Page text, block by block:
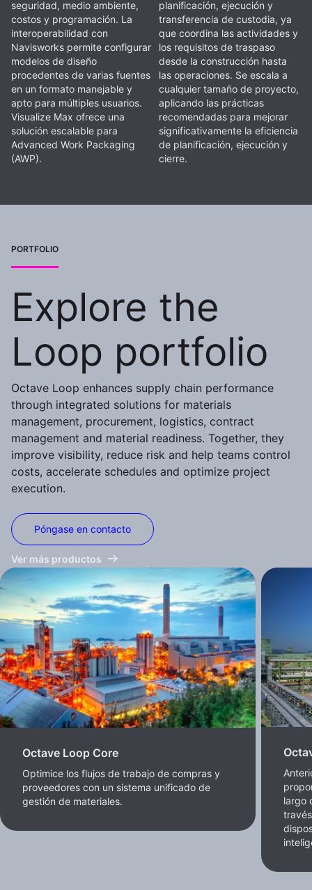
seguridad, medio ambiente,
costos y programación. La
interoperabilidad con
Navisworks permite configurar
modelos de diseño
procedentes de varias fuentes
en un formato manejable y
apto para múltiples usuarios.
Visualize Max ofrece una
solución escalable para
Advanced Work Packaging
(AWP).
planificación, ejecución y
transferencia de custodia, ya
que coordina las actividades y
los requisitos de traspaso
desde la construcción hasta
las operaciones. Se escala a
cualquier tamaño de proyecto,
aplicando las prácticas
recomendadas para mejorar
significativamente la eficiencia
de planificación, ejecución y
cierre.
PORTFOLIO
Explore the
Loop portfolio
Octave Loop enhances supply chain performance
through integrated solutions for materials
management, procurement, logistics, contract
management and material readiness. Together, they
improve visibility, reduce risk and help teams control
costs, accelerate schedules and optimize project
execution.
Póngase en contacto
Ver más productos
Octave Loop Core
Optimice los flujos de trabajo de compras y
proveedores con un sistema unificado de
gestión de materiales.
largo